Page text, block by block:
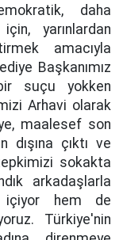
daha
yarınlardan
amacıyla
Başkanımız
suçu yokken
Arhavi olarak
maalesef son
dışına çıktı ve
sokakta
arkadaşlarla
içiyor hem de
Türkiye'nin